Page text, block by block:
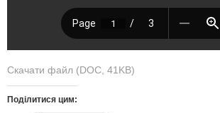
Скачати файл (DOC, 41KB)
Поділитися цим: